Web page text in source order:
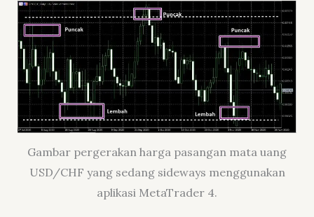
Gambar pergerakan harga pasangan mata uang
USD/CHF yang sedang sideways menggunakan
aplikasi MetaTrader 4.